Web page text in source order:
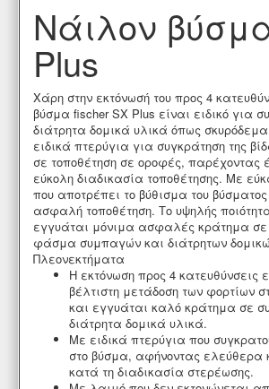
Νάιλον
Plus
Χάρη στην εκτόνωσή του προς 4
βύσμα fischer SX Plus είναι ειδικό για
διάτρητα δομικά υλικά όπως
ειδικά πτερύγια για συγκράτηση της
σε τοποθέτηση σε οροφές, παρέχοντας
εύκολη διαδικασία τοποθέτησης. Με
που αποτρέπει το βύθισμα του
ασφαλή τοποθέτηση. Το υψηλής
εγγυάται μόνιμα ασφαλές κράτημα
φάσμα συμπαγών και διάτρητων
Πλεονεκτήματα
Η εκτόνωση προς 4 κατευθύνσεις
βέλτιστη μετάδοση των φορτίων
και εγγυάται καλό κράτημα σε
διάτρητα δομικά υλικά.
Με ειδικά πτερύγια που
στο βύσμα, αφήνοντας ελεύθερα
κατά τη διαδικασία στερέωσης.